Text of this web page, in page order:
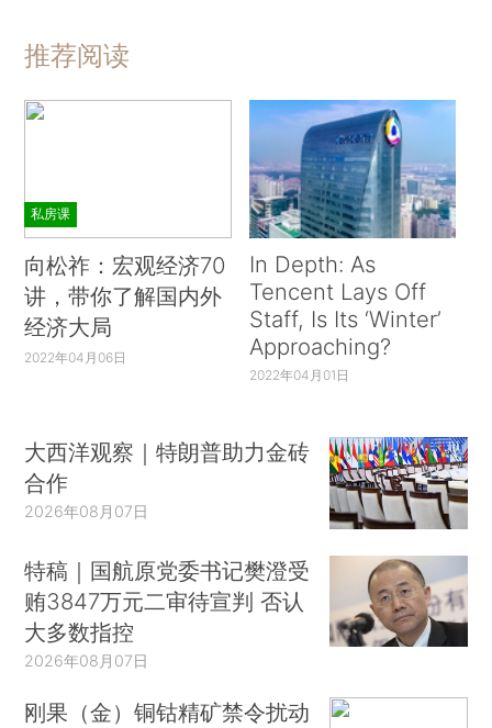
推荐阅读
私房课
向松祚：宏观经济70
讲，带你了解国内外
经济大局
2022年04月06日
In Depth: As
Tencent Lays Off
Staff, Is Its ‘Winter’
Approaching?
2022年04月01日
大西洋观察｜特朗普助力金砖
合作
2026年08月07日
特稿｜国航原党委书记樊澄受
贿3847万元二审待宣判 否认
大多数指控
2026年08月07日
刚果（金）铜钴精矿禁令扰动